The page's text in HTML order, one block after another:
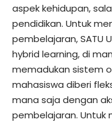
aspek kehidupan,
pendidikan. Untuk
pembelajaran, SATU
hybrid learning, di
memadukan sistem
mahasiswa diberi
mana saja dengan
pembelajaran. Untuk